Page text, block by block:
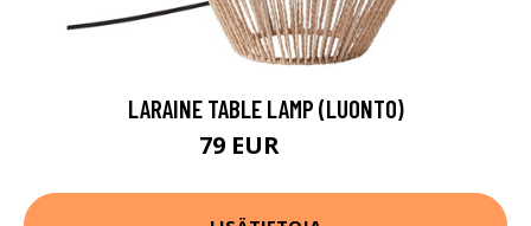
LARAINE TABLE LAMP (LUONTO)
79 EUR